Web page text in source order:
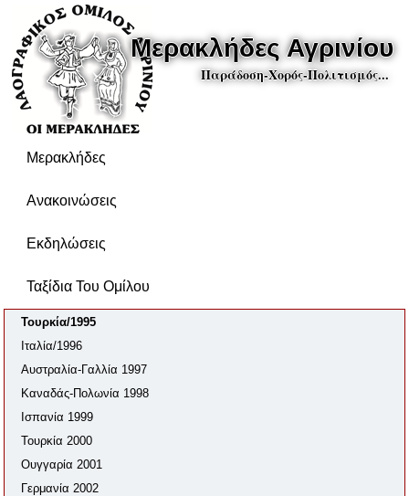
Μερακλήδες Αγρινίου
Παράδοση-Χορός-Πολιτισμός...
Μερακλήδες
Ανακοινώσεις
Εκδηλώσεις
Ταξίδια Του Ομίλου
Τουρκία/1995
Ιταλία/1996
Αυστραλία-Γαλλία 1997
Καναδάς-Πολωνία 1998
Ισπανία 1999
Τουρκία 2000
Ουγγαρία 2001
Γερμανία 2002